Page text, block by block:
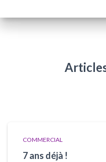
COMMERCIAL
7 ans déjà !